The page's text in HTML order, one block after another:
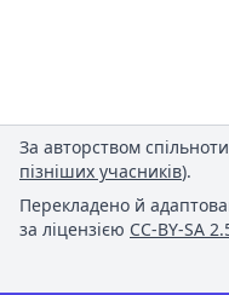
За авторством
пізніших учасників).
Перекладено й
за ліцензією CC-BY-SA